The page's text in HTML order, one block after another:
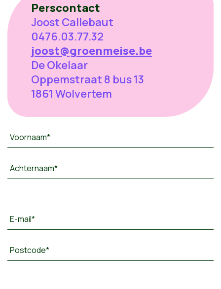
Perscontact
Joost Callebaut
0476.03.77.32
joost@groenmeise.be
De Okelaar
Oppemstraat 8 bus 13
1861 Wolvertem
Voornaam*
Achternaam*
E-mail*
Postcode*